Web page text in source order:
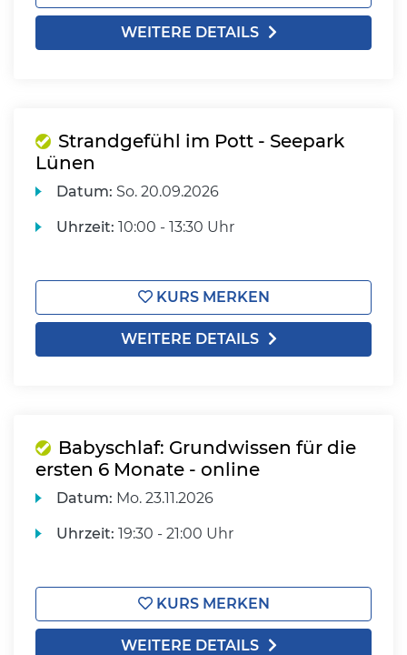
WEITERE DETAILS
Strandgefühl im Pott - Seepark
Lünen
Datum: So. 20.09.2026
Uhrzeit: 10:00 - 13:30 Uhr
KURS MERKEN
WEITERE DETAILS
Babyschlaf: Grundwissen für die
ersten 6 Monate - online
Datum: Mo. 23.11.2026
Uhrzeit: 19:30 - 21:00 Uhr
KURS MERKEN
WEITERE DETAILS